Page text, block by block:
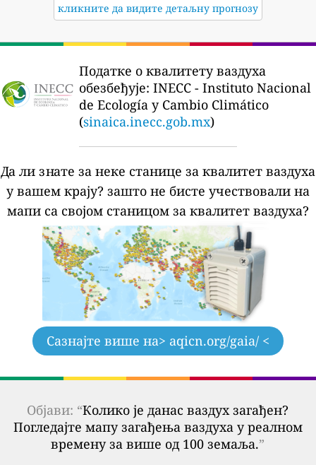
кликните да видите детаљну прогнозу
Податке о квалитету ваздуха
обезбеђује: INECC - Instituto Nacional
de Ecología y Cambio Climático
(sinaica.inecc.gob.mx)
Да ли знате за неке станице за квалитет ваздуха
у вашем крају? зашто не бисте учествовали на
мапи са својом станицом за квалитет ваздуха?
Сазнајте више на> aqicn.org/gaia/ <
Објави: “Колико је данас ваздух загађен?
Погледајте мапу загађења ваздуха у реалном
времену за више од 100 земаља.”